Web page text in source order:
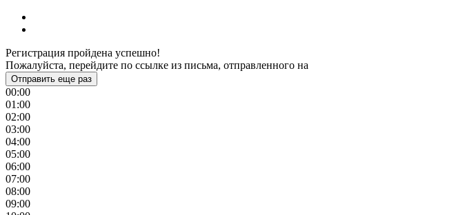
Регистрация пройдена успешно!
Пожалуйста, перейдите по ссылке из письма, отправленного на
Отправить еще раз
00:00
01:00
02:00
03:00
04:00
05:00
06:00
07:00
08:00
09:00